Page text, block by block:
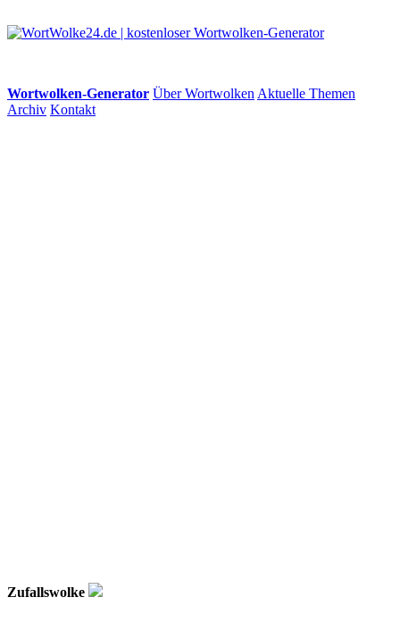
Wortwolken-Generator Über Wortwolken Aktuelle Themen
Archiv Kontakt
Zufallswolke